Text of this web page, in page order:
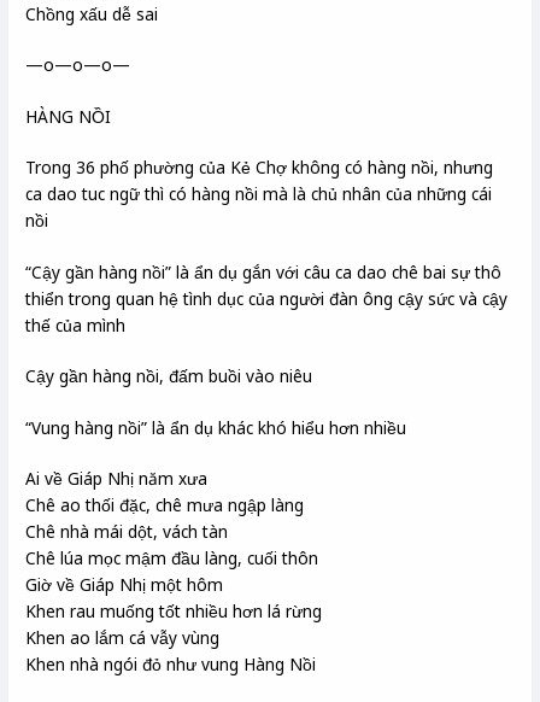
Chồng xấu dễ sai
—o—o—o—
HÀNG NỒI
Trong 36 phố phường của Kẻ Chợ không có hàng nồi, nhưng
ca dao tuc ngữ thì có hàng nồi mà là chủ nhân của những cái
nồi
“Cậy gần hàng nồi” là ẩn dụ gắn với câu ca dao chê bai sự thô
thiển trong quan hệ tình dục của người đàn ông cậy sức và cậy
thế của mình
Cậy gần hàng nồi, đấm buồi vào niêu
“Vung hàng nồi” là ẩn dụ khác khó hiểu hơn nhiều
Ai về Giáp Nhị năm xưa
Chê ao thối đặc, chê mưa ngập làng
Chê nhà mái dột, vách tàn
Chê lúa mọc mậm đầu làng, cuối thôn
Giờ về Giáp Nhị một hôm
Khen rau muống tốt nhiều hơn lá rừng
Khen ao lắm cá vẫy vùng
Khen nhà ngói đỏ như vung Hàng Nồi